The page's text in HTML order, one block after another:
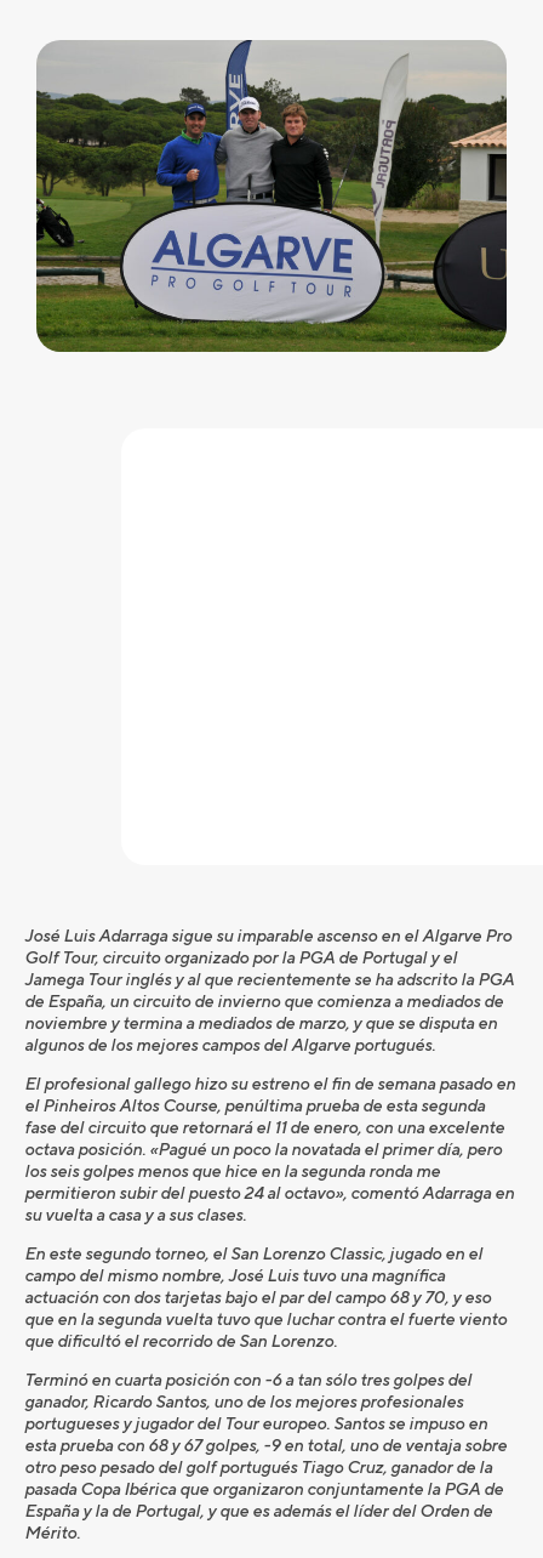
José Luis Adarraga sigue su imparable ascenso en el Algarve Pro
Golf Tour, circuito organizado por la PGA de Portugal y el
Jamega Tour inglés y al que recientemente se ha adscrito la PGA
de España, un circuito de invierno que comienza a mediados de
noviembre y termina a mediados de marzo, y que se disputa en
algunos de los mejores campos del Algarve portugués.
El profesional gallego hizo su estreno el fin de semana pasado en
el Pinheiros Altos Course, penúltima prueba de esta segunda
fase del circuito que retornará el 11 de enero, con una excelente
octava posición. «Pagué un poco la novatada el primer día, pero
los seis golpes menos que hice en la segunda ronda me
permitieron subir del puesto 24 al octavo», comentó Adarraga en
su vuelta a casa y a sus clases.
En este segundo torneo, el San Lorenzo Classic, jugado en el
campo del mismo nombre, José Luis tuvo una magnífica
actuación con dos tarjetas bajo el par del campo 68 y 70, y eso
que en la segunda vuelta tuvo que luchar contra el fuerte viento
que dificultó el recorrido de San Lorenzo.
Terminó en cuarta posición con -6 a tan sólo tres golpes del
ganador, Ricardo Santos, uno de los mejores profesionales
portugueses y jugador del Tour europeo. Santos se impuso en
esta prueba con 68 y 67 golpes, -9 en total, uno de ventaja sobre
otro peso pesado del golf portugués Tiago Cruz, ganador de la
pasada Copa Ibérica que organizaron conjuntamente la PGA de
España y la de Portugal, y que es además el líder del Orden de
Mérito.